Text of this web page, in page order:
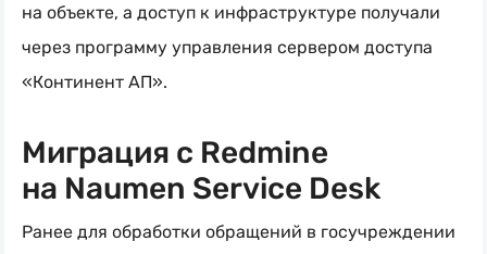
на объекте, а доступ к инфраструктуре получали
через программу управления сервером доступа
«Континент АП».
Миграция с Redmine
на Naumen Service Desk
Ранее для обработки обращений в госучреждении